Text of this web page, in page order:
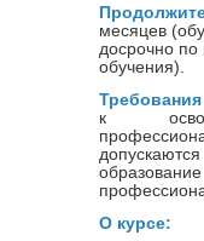
месяцев
досрочно по
обучения).
к
О курсе: